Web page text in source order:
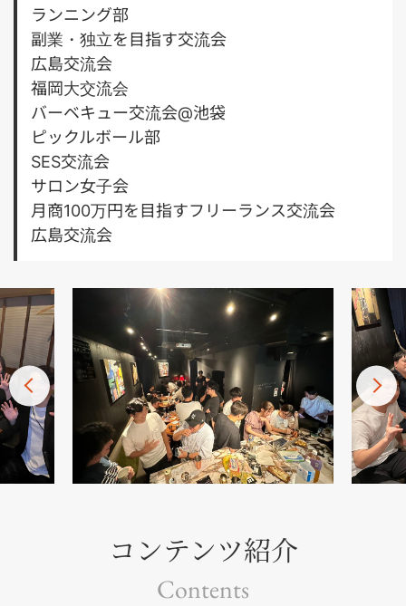
ランニング部
副業・独立を目指す交流会
広島交流会
福岡大交流会
バーベキュー交流会@池袋
ピックルボール部
SES交流会
サロン女子会
月商100万円を目指すフリーランス交流会
広島交流会
コンテンツ紹介
Contents